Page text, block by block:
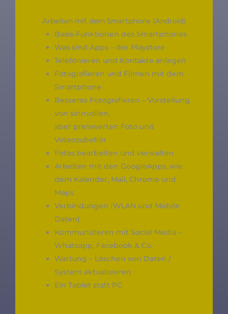
Arbeiten mit dem Smartphone (Android)
Basis-Funktionen des Smartphones
Was sind Apps – der Playstore
Telefonieren und Kontakte anlegen
Fotografieren und Filmen mit dem
Smartphone
Besseres Fotografieren – Vorstellung
von sinnvollen,
aber preiswerten Foto und
Videozubehör
Fotos bearbeiten und verwalten
Arbeiten mit den GoogleApps, wie
dem Kalender, Mail, Chrome und
Maps
Verbindungen (WLAN und Mobile
Daten)
Kommunizieren mit Social Media –
Whatsapp, Facebook & Co.
Wartung – Löschen von Daten /
System aktualisieren
Ein Tablet statt PC